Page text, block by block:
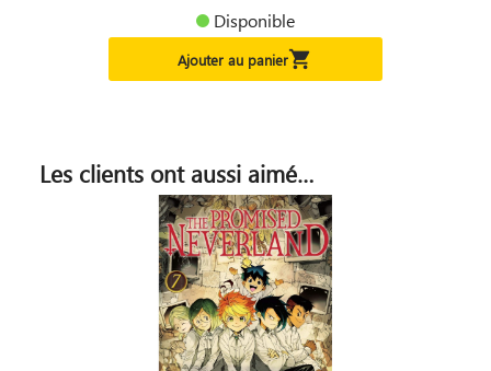
Disponible
Ajouter au panier
Les clients ont aussi aimé…